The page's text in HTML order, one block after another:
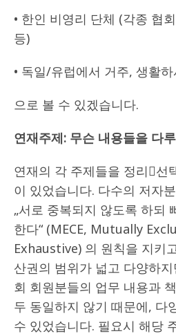
• 한인 비영리 단체 (각종 협
등)
• 독일/유럽에서 거주, 생활
으로 볼 수 있겠습니다.
연재주제: 무슨 내용들을 다
연재의 각 주제들을 정리선
이 있었습니다. 다수의 저자
„서로 중복되지 않도록 하되
한다“ (MECE, Mutually
Exhaustive) 의 원칙을 지키
산권의 범위가 넓고 다양하
회 회원분들의 업무 내용과
두 동일하지 않기 때문에, 다
수 있었습니다. 필요시 해당